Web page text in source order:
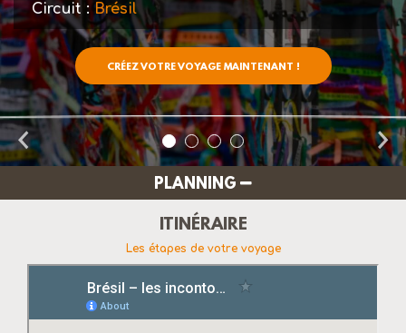
Circuit :Brésil
CRÉEZ VOTRE VOYAGE MAINTENANT !
PLANNING
ITINÉRAIRE
Les étapes de votre voyage